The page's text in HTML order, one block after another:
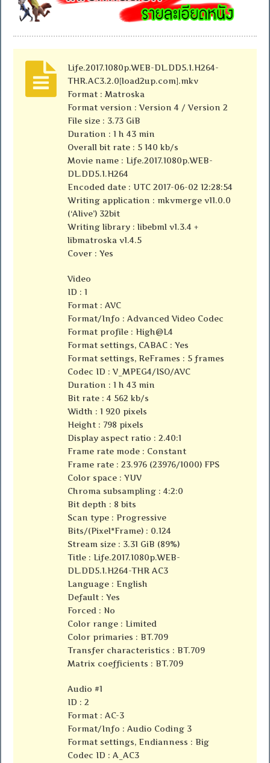
Life.2017.1080p.WEB-DL.DD5.1.H264-
THR.AC3.2.0[load2up.com].mkv
Format : Matroska
Format version : Version 4 / Version 2
File size : 3.73 GiB
Duration : 1 h 43 min
Overall bit rate : 5 140 kb/s
Movie name : Life.2017.1080p.WEB-
DL.DD5.1.H264
Encoded date : UTC 2017-06-02 12:28:54
Writing application : mkvmerge v11.0.0
(‘Alive’) 32bit
Writing library : libebml v1.3.4 +
libmatroska v1.4.5
Cover : Yes
Video
ID : 1
Format : AVC
Format/Info : Advanced Video Codec
Format profile : High@L4
Format settings, CABAC : Yes
Format settings, ReFrames : 5 frames
Codec ID : V_MPEG4/ISO/AVC
Duration : 1 h 43 min
Bit rate : 4 562 kb/s
Width : 1 920 pixels
Height : 798 pixels
Display aspect ratio : 2.40:1
Frame rate mode : Constant
Frame rate : 23.976 (23976/1000) FPS
Color space : YUV
Chroma subsampling : 4:2:0
Bit depth : 8 bits
Scan type : Progressive
Bits/(Pixel*Frame) : 0.124
Stream size : 3.31 GiB (89%)
Title : Life.2017.1080p.WEB-
DL.DD5.1.H264-THR AC3
Language : English
Default : Yes
Forced : No
Color range : Limited
Color primaries : BT.709
Transfer characteristics : BT.709
Matrix coefficients : BT.709
Audio #1
ID : 2
Format : AC-3
Format/Info : Audio Coding 3
Format settings, Endianness : Big
Codec ID : A_AC3